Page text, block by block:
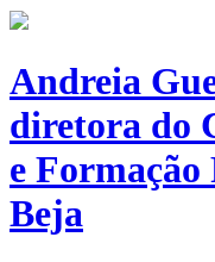
Andreia
diretora do
e Formação
Beja